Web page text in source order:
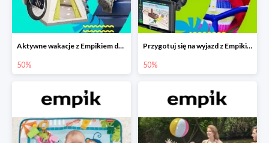
Aktywne wakacje z Empikiem do -50%
50%
Przygotuj się na wyjazd z Empikiem - rabaty do -50%
50%